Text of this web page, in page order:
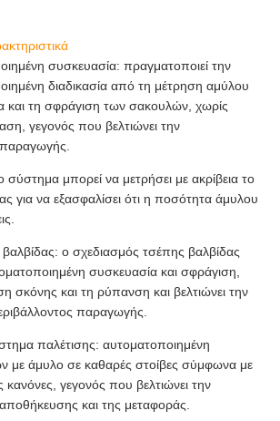
συσκευασία: πραγματοποιεί την
διαδικασία από τη μέτρηση αμύλου
και τη σφράγιση των σακουλών, χωρίς
γεγονός που βελτιώνει την
παραγωγής.
σύστημα μπορεί να μετρήσει με ακρίβεια το
για να εξασφαλίσει ότι η ποσότητα άμυλου
ο σχεδιασμός τσέπης βαλβίδας
συσκευασία και σφράγιση,
σκόνης και τη ρύπανση και βελτιώνει την
παραγωγής.
παλέτισης: αυτοματοποιημένη
με άμυλο σε καθαρές στοίβες σύμφωνα με
κανόνες, γεγονός που βελτιώνει την
και της μεταφοράς.